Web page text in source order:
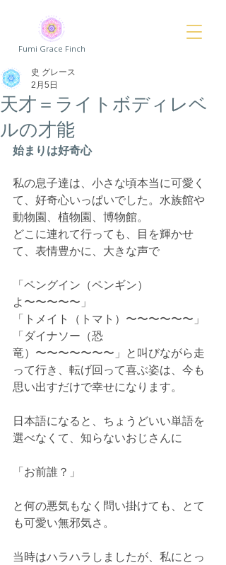
Fumi Grace Finch
天才＝ライトボディレベ
ルの才能
史 グレース
2月5日
始まりは好奇心
私の息子達は、小さな頃本当に可愛く
て、好奇心いっぱいでした。水族館や
動物園、植物園、博物館。
どこに連れて行っても、目を輝かせ
て、表情豊かに、大きな声で
「ペングイン（ペンギン）
よ〜〜〜〜〜」
「トメイト（トマト）〜〜〜〜〜〜」
「ダイナソー（恐
竜）〜〜〜〜〜〜〜」と叫びながら走
って行き、転げ回って喜ぶ姿は、今も
思い出すだけで幸せになります。
日本語になると、ちょうどいい単語を
選べなくて、知らないおじさんに
「お前誰？」
と何の悪気もなく問い掛けても、とて
も可愛い無邪気さ。
当時はハラハラしましたが、私にとっ